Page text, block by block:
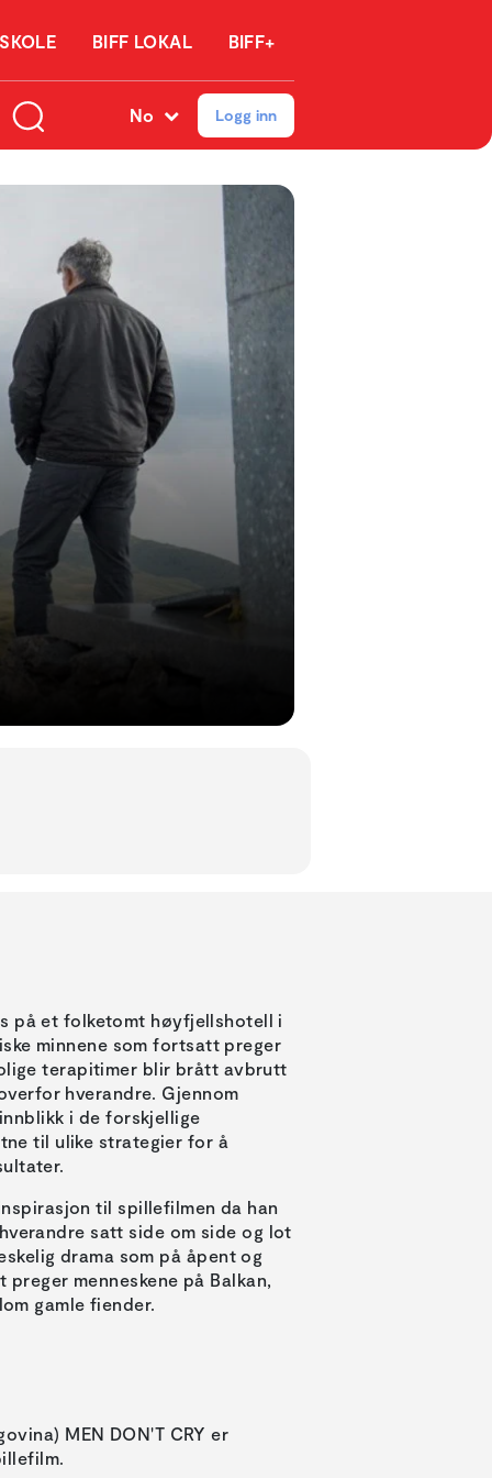
BIFF LOKAL BIFF+
No Logg inn
på et folketomt høyfjellshotell i
minnene som fortsatt preger
terapitimer blir brått avbrutt
hverandre. Gjennom
i de forskjellige
til ulike strategier for å
til spillefilmen da han
satt side om side og lot
drama som på åpent og
menneskene på Balkan,
gamle fiender.
MEN DON'T CRY er